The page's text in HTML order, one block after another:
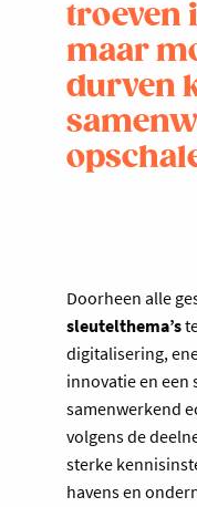
troeven
maar
durven
Doorheen alle
sleutelthema’s
digitalisering,
innovatie en een
samenwerkend
volgens de
sterke
havens en